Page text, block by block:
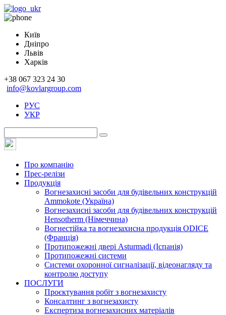
Київ
Дніпро
Львів
Харків
+38 067 323 24 30
info@kovlargroup.com
РУС
УКР
Про компанію
Прес-релізи
Продукція
Вогнезахисні засоби для будівельних конструкцій
Ammokote (Україна)
Вогнезахисні засоби для будівельних конструкцій
Hensotherm (Німеччина)
Вогнестійка та вогнезахисна продукція ODICE
(Франція)
Протипожежні двері Asturmadi (Іспанія)
Протипожежні системи
Системи охоронної сигналізації, відеонагляду та
контролю доступу
ПОСЛУГИ
Проєктування робіт з вогнезахисту
Консалтинг з вогнезахисту
Експертиза вогнезахисних матеріалів